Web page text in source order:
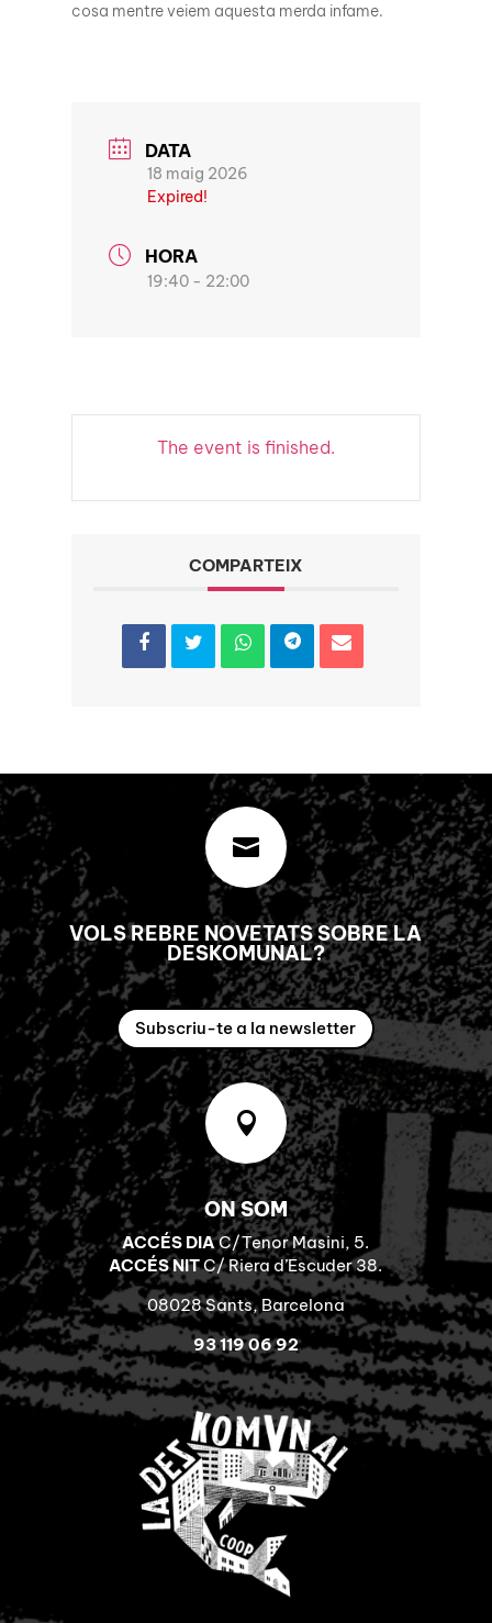
cosa mentre veiem aquesta merda infame.
DATA
18 maig 2026
Expired!
HORA
19:40 - 22:00
The event is finished.
COMPARTEIX

VOLS REBRE NOVETATS SOBRE LA
DESKOMUNAL?
Subscriu-te a la newsletter

ON SOM
ACCÉS DIAC/Tenor Masini, 5.
ACCÉS NITC/ Riera d’Escuder 38.
08028 Sants, Barcelona
93 119 06 92